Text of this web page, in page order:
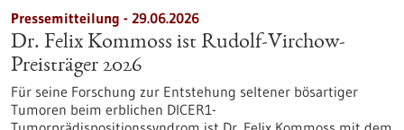
Pressemitteilung - 29.06.2026
Dr. Felix Kommoss ist Rudolf-Virchow-
Preisträger 2026
Für seine Forschung zur Entstehung seltener bösartiger
Tumoren beim erblichen DICER1-